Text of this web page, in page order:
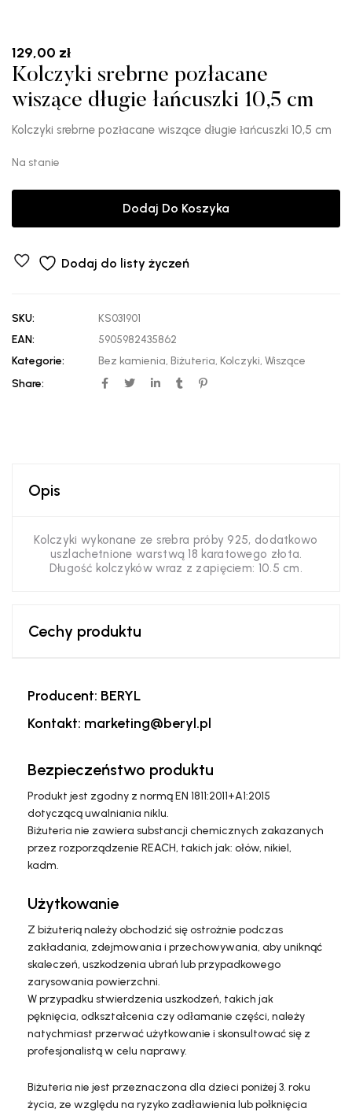
129,00 zł
Kolczyki srebrne pozłacane
wiszące długie łańcuszki 10,5 cm
Kolczyki srebrne pozłacane wiszące długie łańcuszki 10,5 cm
Na stanie
Dodaj Do Koszyka
Dodaj do listy życzeń
SKU:
KS031901
EAN:
5905982435862
Kategorie:
Bez kamienia, Biżuteria, Kolczyki, Wiszące
Share:
Opis
Kolczyki wykonane ze srebra próby 925, dodatkowo
uszlachetnione warstwą 18 karatowego złota.
Długość kolczyków wraz z zapięciem: 10.5 cm.
Cechy produktu
Producent: BERYL
Kontakt: marketing@beryl.pl
Bezpieczeństwo produktu
Produkt jest zgodny z normą EN 1811:2011+A1:2015
dotyczącą uwalniania niklu.
Biżuteria nie zawiera substancji chemicznych zakazanych
przez rozporządzenie REACH, takich jak: ołów, nikiel,
kadm.
Użytkowanie
Z biżuterią należy obchodzić się ostrożnie podczas
zakładania, zdejmowania i przechowywania, aby uniknąć
skaleczeń, uszkodzenia ubrań lub przypadkowego
zarysowania powierzchni.
W przypadku stwierdzenia uszkodzeń, takich jak
pęknięcia, odkształcenia czy odłamanie części, należy
natychmiast przerwać użytkowanie i skonsultować się z
profesjonalistą w celu naprawy.
Biżuteria nie jest przeznaczona dla dzieci poniżej 3. roku
życia, ze względu na ryzyko zadławienia lub połknięcia